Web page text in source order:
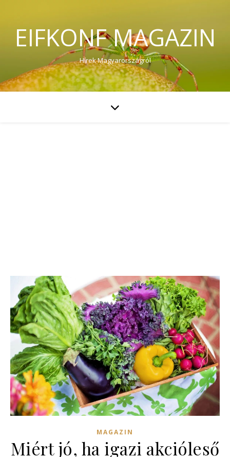
EIFKONF MAGAZIN
Hírek Magyarországról
MAGAZIN
Miért jó, ha igazi akcióleső